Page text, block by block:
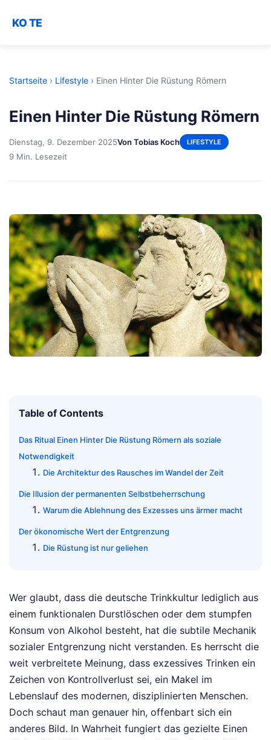
KO TE
Startseite › Lifestyle › Einen Hinter Die Rüstung Römern
Einen Hinter Die Rüstung Römern
Dienstag, 9. Dezember 2025Von Tobias Koch LIFESTYLE
9 Min. Lesezeit
Table of Contents
Das Ritual Einen Hinter Die Rüstung Römern als soziale
Notwendigkeit
Die Architektur des Rausches im Wandel der Zeit
Die Illusion der permanenten Selbstbeherrschung
Warum die Ablehnung des Exzesses uns ärmer macht
Der ökonomische Wert der Entgrenzung
Die Rüstung ist nur geliehen
Wer glaubt, dass die deutsche Trinkkultur lediglich aus
einem funktionalen Durstlöschen oder dem stumpfen
Konsum von Alkohol besteht, hat die subtile Mechanik
sozialer Entgrenzung nicht verstanden. Es herrscht die
weit verbreitete Meinung, dass exzessives Trinken ein
Zeichen von Kontrollverlust sei, ein Makel im
Lebenslauf des modernen, disziplinierten Menschen.
Doch schaut man genauer hin, offenbart sich ein
anderes Bild. In Wahrheit fungiert das gezielte Einen